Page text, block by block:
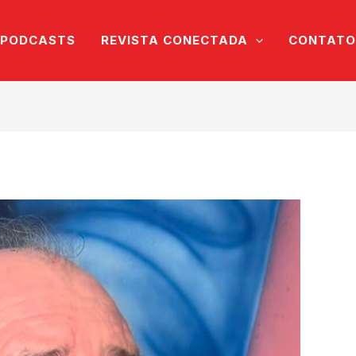
PODCASTS REVISTA CONECTADA CONTATO